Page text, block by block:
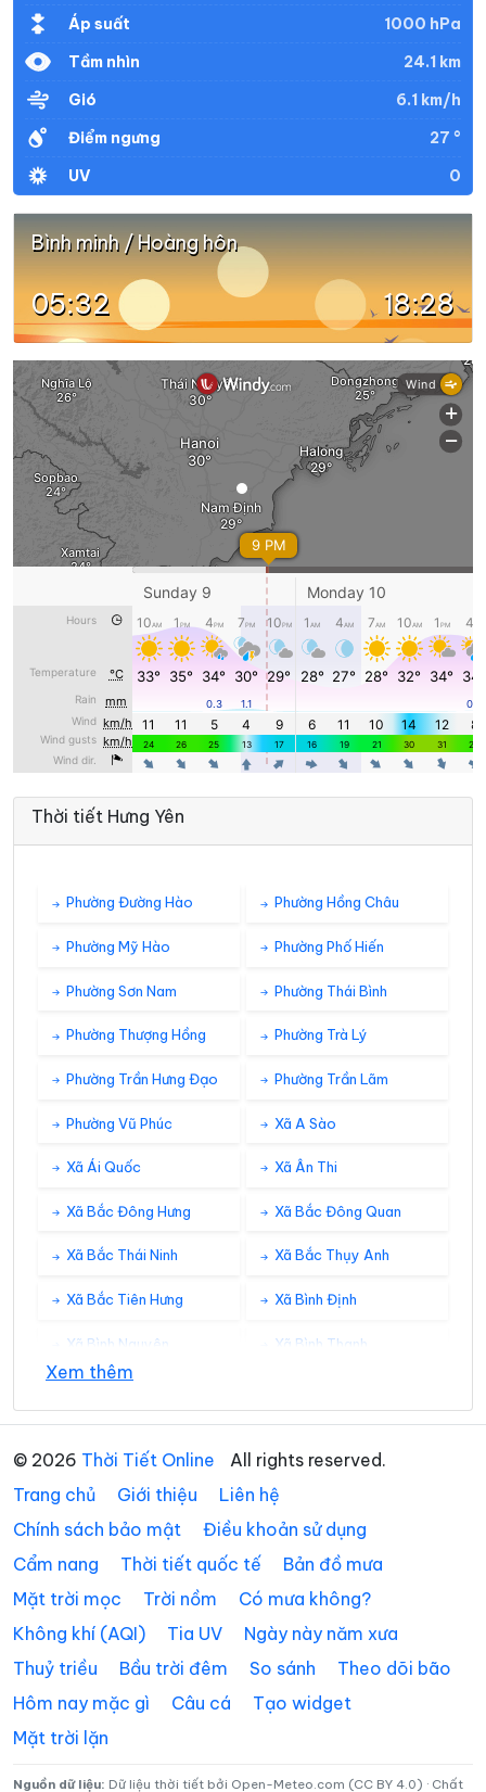
Áp suất
1000 hPa
Tầm nhìn
24.1 km
Gió
6.1 km/h
Điểm ngưng
27 °
UV
0
Bình minh / Hoàng hôn
05:32 18:28
Thời tiết Hưng Yên
Phường Đường Hào Phường Hồng Châu
Phường Mỹ Hào Phường Phố Hiến
Phường Sơn Nam Phường Thái Bình
Phường Thượng Hồng Phường Trà Lý
Phường Trần Hưng Đạo Phường Trần Lãm
Phường Vũ Phúc Xã A Sào
Xã Ái Quốc Xã Ân Thi
Xã Bắc Đông Hưng Xã Bắc Đông Quan
Xã Bắc Thái Ninh Xã Bắc Thụy Anh
Xã Bắc Tiên Hưng Xã Bình Định
Xã Bình Nguyên Xã Bình Thanh
Xã Đồng Bằng
Xã Đồng Châu Xã Đông Hưng
Xã Đông Quan Xã Đông Thái Ninh
Xã Đông Thụy Anh Xã Đông Tiền Hải
Xã Hiệp Cường Xã Hoàn Long
Xã Hoàng Hoa Thám
Xã Hồng Quang Xã Hồng Vũ
Xem thêm
© 2026 Thời Tiết Online
All rights reserved.
Trang chủ
Giới thiệu
Liên hệ
Chính sách bảo mật
Điều khoản sử dụng
Cẩm nang
Thời tiết quốc tế
Bản đồ mưa
Mặt trời mọc
Trời nồm
Có mưa không?
Không khí (AQI)
Tia UV
Ngày này năm xưa
Thuỷ triều
Bầu trời đêm So sánh
Theo dõi bão
Hôm nay mặc gì
Câu cá
Tạo widget
Mặt trời lặn
Nguồn dữ liệu: Dữ liệu thời tiết bởi Open-Meteo.com (CC BY 4.0) · Chất